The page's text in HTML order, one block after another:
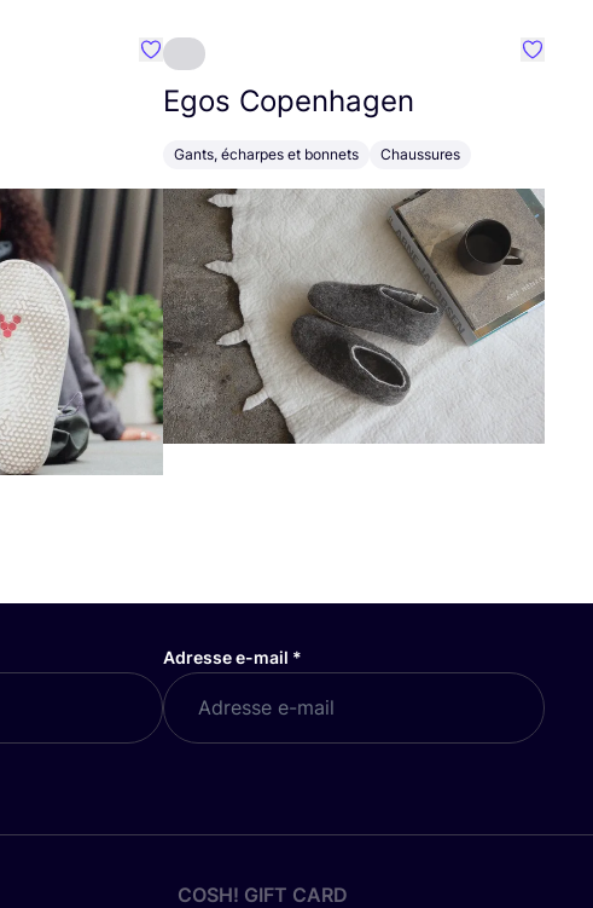
Préféré {nom}
Egos Copenhagen
Gants, écharpes et bonnets Chaussures
Adresse e-mail *
COSH! GIFT CARD